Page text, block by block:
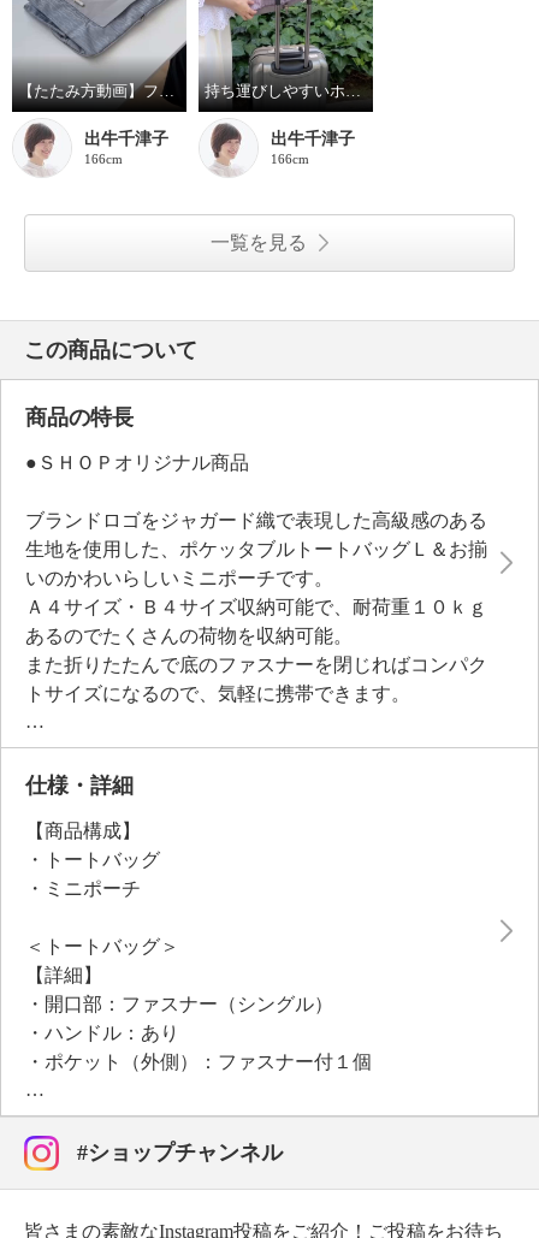
【たたみ方動画】フォション ジャガード織ポケッタブルトートバッグL&ミニポーチ
出牛千津子
166cm
持ち運びしやすいホルダー付き！スーツケースやキャリーバッグに◎
出牛千津子
166cm
一覧を見る
この商品について
商品の特長
●ＳＨＯＰオリジナル商品
ブランドロゴをジャガード織で表現した高級感のある
生地を使用した、ポケッタブルトートバッグＬ＆お揃
いのかわいらしいミニポーチです。
Ａ４サイズ・Ｂ４サイズ収納可能で、耐荷重１０ｋｇ
あるのでたくさんの荷物を収納可能。
また折りたたんで底のファスナーを閉じればコンパク
トサイズになるので、気軽に携帯できます。
背面のファスナー式のポケットがキャリー用のホルダ
ーとなり、お手持ちのキャリーバッグのハンドルを通
すことが可能なキャリーオンデザインで、デイリー
１〜２泊程度の旅行や荷物が多い時のお出かけ、お土
産用のサブバッグとしても便利です。
ミニポーチは、お薬や絆創膏、リップクリーム、飴な
ボールチェーン付きなので、バッグにつけてもお使い
いただけます。
（チェーンの留め具は衝撃等により外れる場合があり
ますので十分ご注意ください。）
仕様・詳細
【商品構成】
・トートバッグ
・ミニポーチ
＜トートバッグ＞
【詳細】
・開口部：ファスナー（シングル）
・ハンドル：あり
・ポケット（外側）：ファスナー付１個
・ポケット（内側）：オープン２個
・底びょう：０個
・底部のファスナー部分に折りたたんで収納可
・ファスナーエンドにスナップボタンあり
#ショップチャンネル
皆さまの素敵なInstagram投稿をご紹介！ご投稿をお待ち